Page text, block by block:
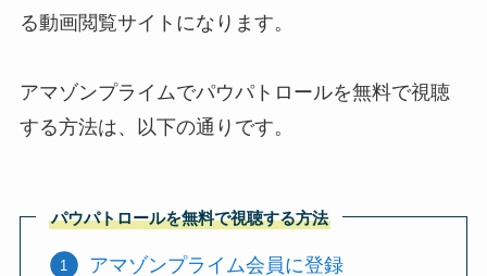
る動画閲覧サイトになります。
アマゾンプライムでパウパトロールを無料で視聴
する方法は、以下の通りです。
パウパトロールを無料で視聴する方法
アマゾンプライム会員に登録